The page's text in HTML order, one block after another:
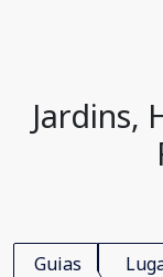
Jardins,
Guias